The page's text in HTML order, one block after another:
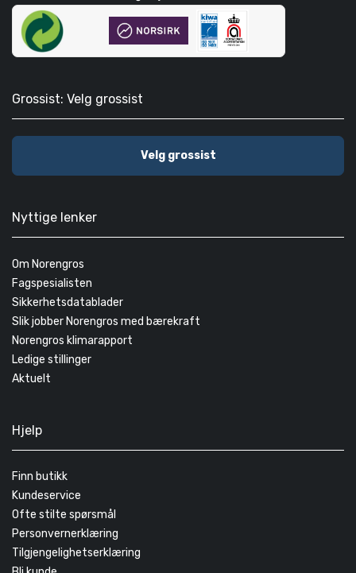
Grossist: Velg grossist
Velg grossist
Nyttige lenker
Om Norengros
Fagspesialisten
Sikkerhetsdatablader
Slik jobber Norengros med bærekraft
Norengros klimarapport
Ledige stillinger
Aktuelt
Hjelp
Finn butikk
Kundeservice
Ofte stilte spørsmål
Personvernerklæring
Tilgjengelighetserklæring